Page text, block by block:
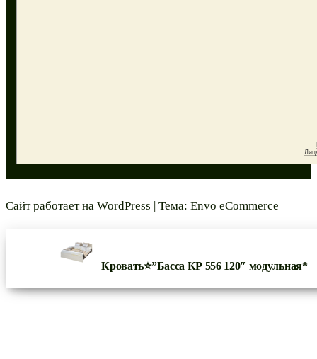
Сайт работает на WordPress | Тема: Envo eCommerce
Кровать⭐”Басса КР 556 120″ модульная*